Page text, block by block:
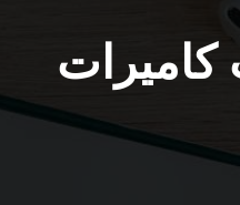
/ 66428585 / تركيب كاميرات